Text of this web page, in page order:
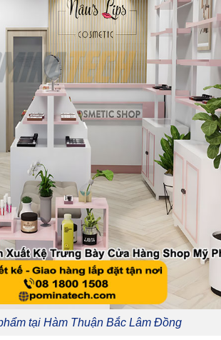
tại Hàm Thuận Bắc Lâm Đồng